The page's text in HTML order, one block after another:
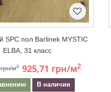
SPC пол Barlinek MYSTIC
ELBA, 31 класс
м2 925,71 грн/м2
В наличии